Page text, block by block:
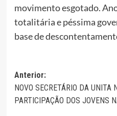
movimento esgotado.
totalitária e péssima
base de
Navegação
de
artigos
Anterior:
NOVO SECRETÁRIO DA UNITA
PARTICIPAÇÃO DOS JOVENS